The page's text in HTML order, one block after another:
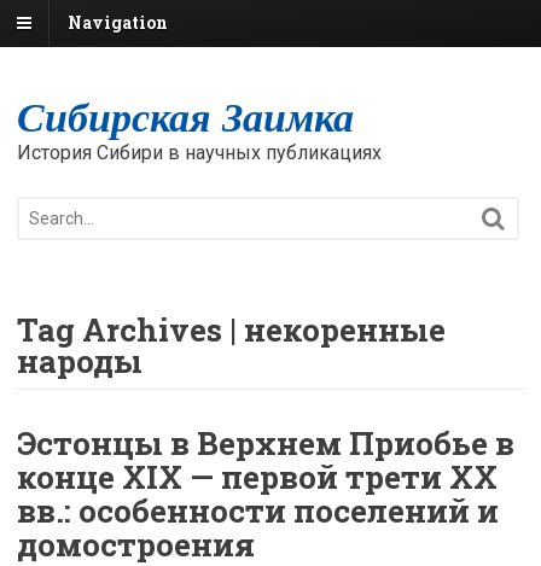
Navigation
Сибирская Заимка
История Сибири в научных публикациях
Tag Archives | некоренные
народы
Эстонцы в Верхнем Приобье в
конце XIX — первой трети XX
вв.: особенности поселений и
домостроения